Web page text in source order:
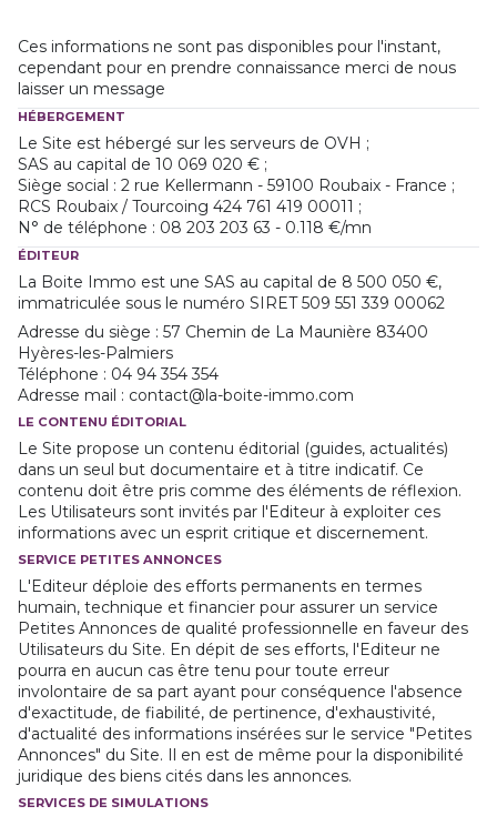
Ces informations ne sont pas disponibles pour l'instant,
cependant pour en prendre connaissance merci de nous
laisser un message
HÉBERGEMENT
Le Site est hébergé sur les serveurs de OVH ;
SAS au capital de 10 069 020 € ;
Siège social : 2 rue Kellermann - 59100 Roubaix - France ;
RCS Roubaix / Tourcoing 424 761 419 00011 ;
N° de téléphone : 08 203 203 63 - 0.118 €/mn
ÉDITEUR
La Boite Immo est une SAS au capital de 8 500 050 €,
immatriculée sous le numéro SIRET 509 551 339 00062
Adresse du siège : 57 Chemin de La Maunière 83400
Hyères-les-Palmiers
Téléphone : 04 94 354 354
Adresse mail : contact@la-boite-immo.com
LE CONTENU ÉDITORIAL
Le Site propose un contenu éditorial (guides, actualités)
dans un seul but documentaire et à titre indicatif. Ce
contenu doit être pris comme des éléments de réflexion.
Les Utilisateurs sont invités par l'Editeur à exploiter ces
informations avec un esprit critique et discernement.
SERVICE PETITES ANNONCES
L'Editeur déploie des efforts permanents en termes
humain, technique et financier pour assurer un service
Petites Annonces de qualité professionnelle en faveur des
Utilisateurs du Site. En dépit de ses efforts, l'Editeur ne
pourra en aucun cas être tenu pour toute erreur
involontaire de sa part ayant pour conséquence l'absence
d'exactitude, de fiabilité, de pertinence, d'exhaustivité,
d'actualité des informations insérées sur le service "Petites
Annonces" du Site. Il en est de même pour la disponibilité
juridique des biens cités dans les annonces.
SERVICES DE SIMULATIONS